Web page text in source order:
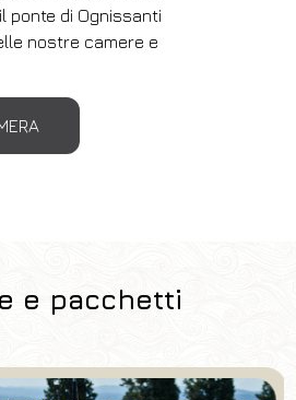
ponte di Ognissanti
nostre camere e
e pacchetti